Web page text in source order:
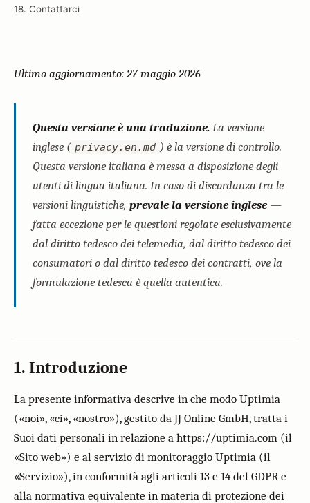
18. Contattarci
Ultimo aggiornamento: 27 maggio 2026
Questa versione è una traduzione. La versione
inglese ( privacy.en.md ) è la versione di controllo.
Questa versione italiana è messa a disposizione degli
utenti di lingua italiana. In caso di discordanza tra le
versioni linguistiche, prevale la versione inglese—
fatta eccezione per le questioni regolate esclusivamente
dal diritto tedesco dei telemedia, dal diritto tedesco dei
consumatori o dal diritto tedesco dei contratti, ove la
formulazione tedesca è quella autentica.
1. Introduzione
La presente informativa descrive in che modo Uptimia
(«noi», «ci», «nostro»), gestito da JJ Online GmbH, tratta i
Suoi dati personali in relazione a https://uptimia.com (il
«Sito web») e al servizio di monitoraggio Uptimia (il
«Servizio»), in conformità agli articoli 13 e 14 del GDPR e
alla normativa equivalente in materia di protezione dei